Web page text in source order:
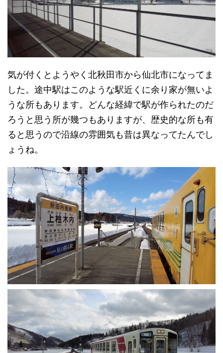
気が付くとようやく北秋田市から仙北市になってま
した。途中駅はこのような駅近くに余り家が無いよ
うな所もあります。どんな経緯で駅が作られたのだ
ろうと思う所が幾つもありますが、歴史的な所も有
ると思うので沿線の雰囲気も昔は異なってたんでし
ょうね。